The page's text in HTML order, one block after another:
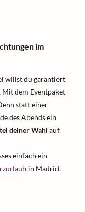
im
willst du garantiert
dem Eventpaket
statt einer
des Abends ein
deiner Wahl auf
einfach ein
in Madrid.